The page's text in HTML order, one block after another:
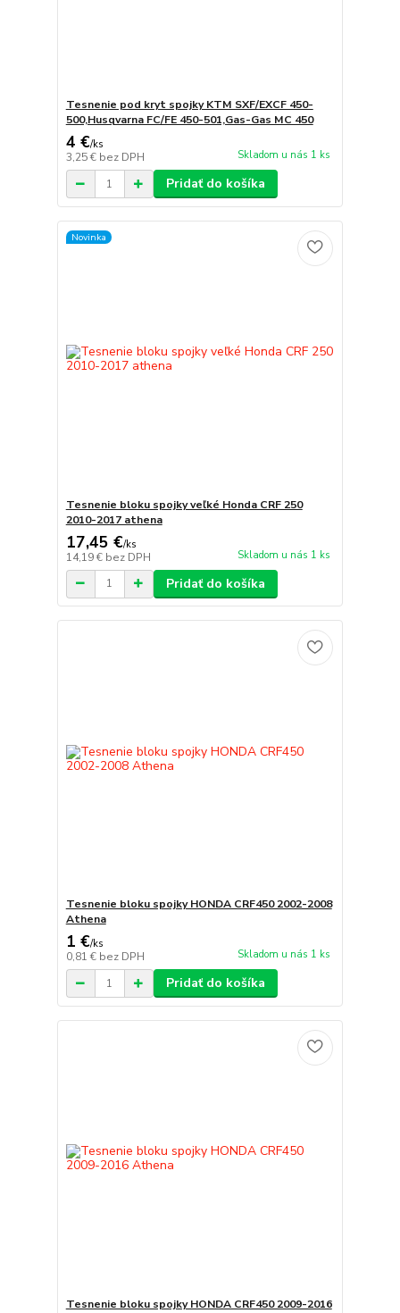
Tesnenie pod kryt spojky KTM SXF/EXCF 450-
500,Husqvarna FC/FE 450-501,Gas-Gas MC 450
4 €/ks
3,25 € bez DPH Skladom u nás 1 ks
Pridať do košíka
Novinka
Tesnenie bloku spojky veľké Honda CRF 250
2010-2017 athena
17,45 €/ks
14,19 € bez DPH Skladom u nás 1 ks
Pridať do košíka
Tesnenie bloku spojky HONDA CRF450 2002-2008
Athena
1 €/ks
0,81 € bez DPH Skladom u nás 1 ks
Pridať do košíka
Tesnenie bloku spojky HONDA CRF450 2009-2016